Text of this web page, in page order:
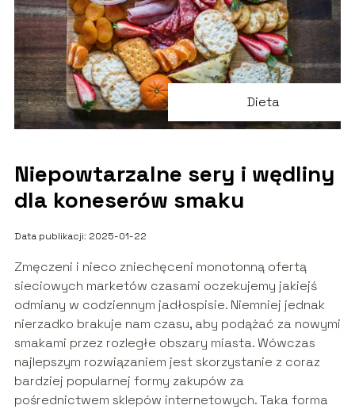
Dieta
Niepowtarzalne sery i wędliny
dla koneserów smaku
Data publikacji: 2025-01-22
Zmęczeni i nieco zniechęceni monotonną ofertą
sieciowych marketów czasami oczekujemy jakiejś
odmiany w codziennym jadłospisie. Niemniej jednak
nierzadko brakuje nam czasu, aby podążać za nowymi
smakami przez rozległe obszary miasta. Wówczas
najlepszym rozwiązaniem jest skorzystanie z coraz
bardziej popularnej formy zakupów za
pośrednictwem sklepów internetowych. Taka forma